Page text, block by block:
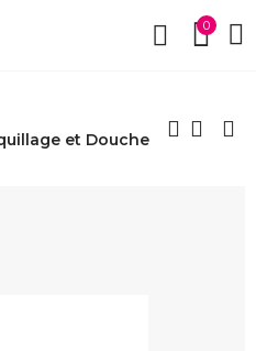
0
et Douche